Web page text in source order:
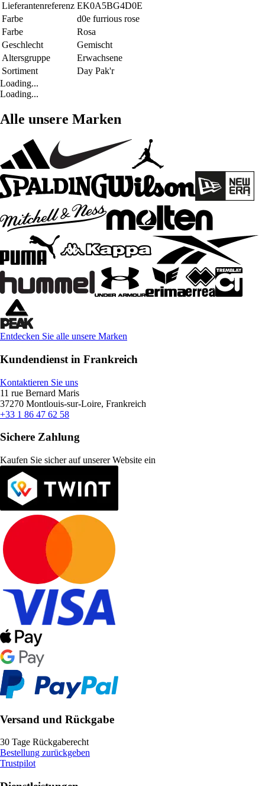
Lieferantenreferenz EK0A5BG4D0E
Farbe
d0e furrious rose
Farbe
Rosa
Geschlecht
Gemischt
Altersgruppe
Erwachsene
Sortiment
Day Pak'r
Loading...
Loading...
Alle unsere Marken
Entdecken Sie alle unsere Marken
Kundendienst in Frankreich
Kontaktieren Sie uns
11 rue Bernard Maris
37270 Montlouis-sur-Loire, Frankreich
+33 1 86 47 62 58
Sichere Zahlung
Kaufen Sie sicher auf unserer Website ein
Versand und Rückgabe
30 Tage Rückgaberecht
Bestellung zurückgeben
Trustpilot